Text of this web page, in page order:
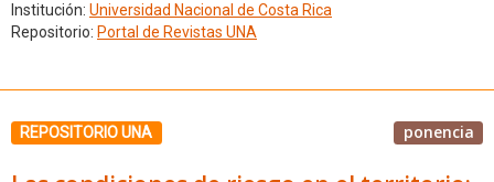
Institución: Universidad Nacional de Costa Rica
Repositorio: Portal de Revistas UNA
REPOSITORIO UNA ponencia